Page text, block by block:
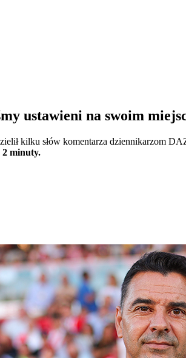
ustawieni na swoim
kilku słów komentarza dziennikarzom
2 minuty.